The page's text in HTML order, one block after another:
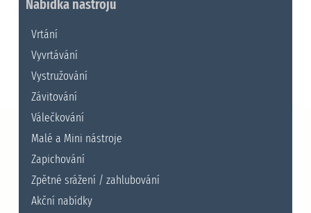
Nabídka nástrojů
Vrtání
Vyvrtávání
Vystružování
Závitování
Válečkování
Malé a Mini nástroje
Zapichování
Zpětné srážení / zahlubování
Akční nabídky